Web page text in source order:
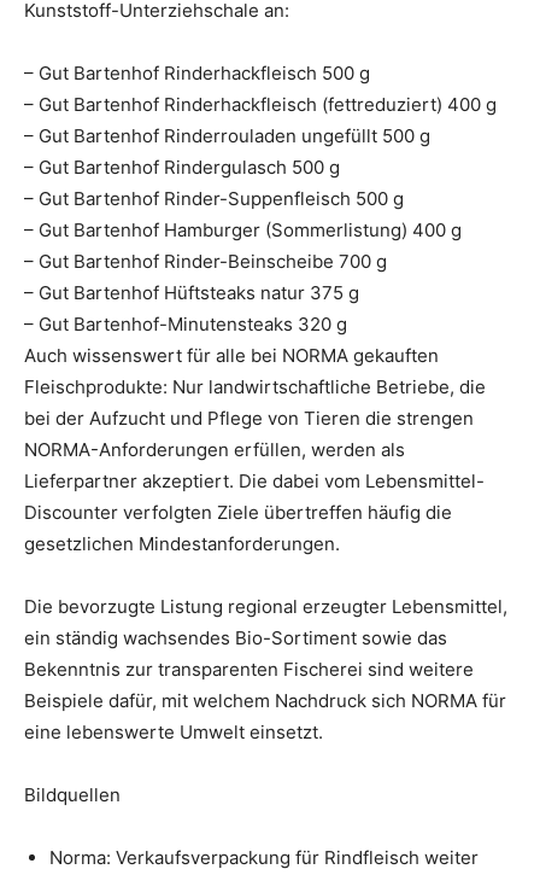
Kunststoff-Unterziehschale an:
– Gut Bartenhof Rinderhackfleisch 500 g
– Gut Bartenhof Rinderhackfleisch (fettreduziert) 400 g
– Gut Bartenhof Rinderrouladen ungefüllt 500 g
– Gut Bartenhof Rindergulasch 500 g
– Gut Bartenhof Rinder-Suppenfleisch 500 g
– Gut Bartenhof Hamburger (Sommerlistung) 400 g
– Gut Bartenhof Rinder-Beinscheibe 700 g
– Gut Bartenhof Hüftsteaks natur 375 g
– Gut Bartenhof-Minutensteaks 320 g
Auch wissenswert für alle bei NORMA gekauften
Fleischprodukte: Nur landwirtschaftliche Betriebe, die
bei der Aufzucht und Pflege von Tieren die strengen
NORMA-Anforderungen erfüllen, werden als
Lieferpartner akzeptiert. Die dabei vom Lebensmittel-
Discounter verfolgten Ziele übertreffen häufig die
gesetzlichen Mindestanforderungen.
Die bevorzugte Listung regional erzeugter Lebensmittel,
ein ständig wachsendes Bio-Sortiment sowie das
Bekenntnis zur transparenten Fischerei sind weitere
Beispiele dafür, mit welchem Nachdruck sich NORMA für
eine lebenswerte Umwelt einsetzt.
Bildquellen
Norma: Verkaufsverpackung für Rindfleisch weiter